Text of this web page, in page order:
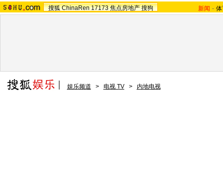
搜狐 ChinaRen 17173 焦点房地产 搜狗 新闻 -
娱乐频道 > 电视 TV > 内地电视